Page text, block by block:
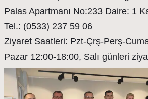
Palas Apartmanı No:233 Daire: 1
Tel.: (0533) 237 59 06
Ziyaret Saatleri: Pzt-Çrş-Perş-
Pazar 12:00-18:00, Salı günleri